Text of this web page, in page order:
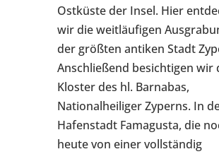
Ostküste der Insel. Hier
wir die weitläufigen
der größten antiken Stadt
Anschließend besichtigen wir
Kloster des hl. Barnabas,
Nationalheiliger Zyperns. In
Hafenstadt Famagusta, die
heute von einer vollständig